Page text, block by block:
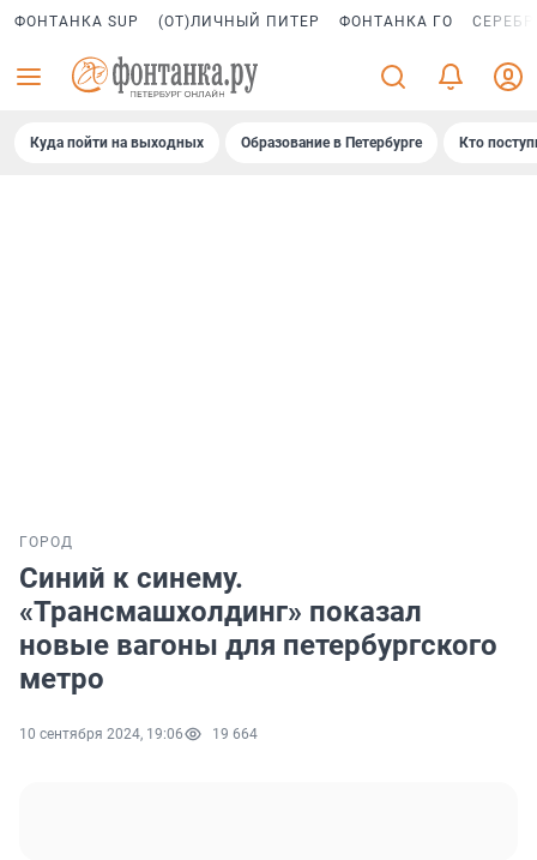
ФОНТАНКА SUP (ОТ)ЛИЧНЫЙ ПИТЕР ФОНТАНКА ГО
Куда пойти на выходных Образование в Петербурге Кто
ГОРОД
Синий к синему.
«Трансмашхолдинг» показал
новые вагоны для петербургского
метро
10 сентября 2024, 19:06 19 664